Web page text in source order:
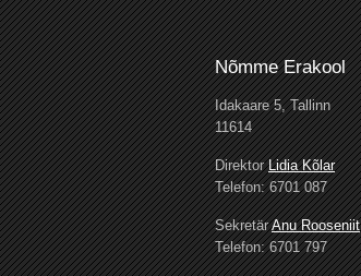
Nõmme Erakool
Idakaare 5, Tallinn
11614
DirektorLidia Kõlar
Telefon: 6701 087
SekretärAnu Rooseniit
Telefon: 6701 797